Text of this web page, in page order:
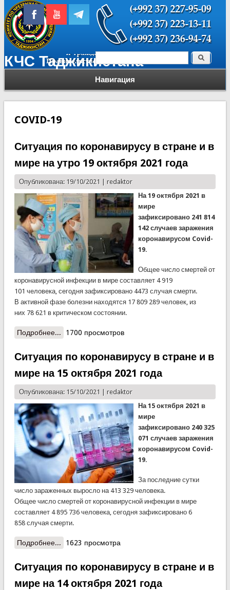
КЧС Таджикистана
Навигация
Форма поиска Поиск
COVID-19
Ситуация по коронавирусу в стране и в
мире на утро 19 октября 2021 года
Опубликована: 19/10/2021 | redaktor
На 19 октября 2021 в
мире
зафиксировано 241 814
142 случаев заражения
коронавирусом Covid-
19.
Общее число смертей от
коронавирусной инфекции в мире составляет 4 919
101 человека, сегодня зафиксировано 4473 случая смерти.
В активной фазе болезни находятся 17 809 289 человек, из
них 78 621 в критическом состоянии.
Подробнее... о Ситуация по коронавирусу в стране и в мире
1700 просмотров
Ситуация по коронавирусу в стране и в
мире на 15 октября 2021 года
Опубликована: 15/10/2021 | redaktor
На 15 октября 2021 в
мире
зафиксировано 240 325
071 случаев заражения
коронавирусом Covid-
19.
За последние сутки
число зараженных выросло на 413 329 человека.
Общее число смертей от коронавирусной инфекции в мире
составляет 4 895 736 человека, сегодня зафиксировано 6
858 случая смерти.
Подробнее... о Ситуация по коронавирусу в стране и в мире
1623 просмотра
Ситуация по коронавирусу в стране и в
мире на 14 октября 2021 года